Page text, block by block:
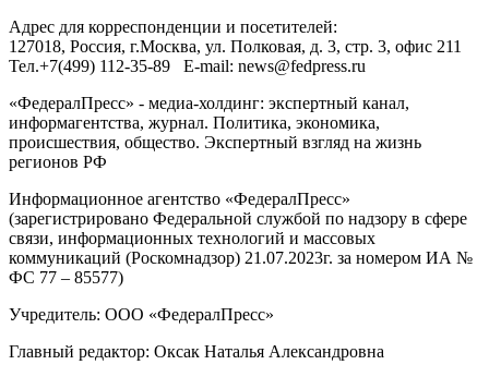
Адрес для корреспонденции и посетителей:
127018, Россия, г.Москва, ул. Полковая, д. 3, стр. 3, офис 211
Тел.+7(499) 112-35-89 E-mail: news@fedpress.ru
«ФедералПресс» - медиа-холдинг: экспертный канал,
информагентства, журнал. Политика, экономика,
происшествия, общество. Экспертный взгляд на жизнь
регионов РФ
Информационное агентство «ФедералПресс»
(зарегистрировано Федеральной службой по надзору в сфере
связи, информационных технологий и массовых
коммуникаций (Роскомнадзор) 21.07.2023г. за номером ИА №
ФС 77 – 85577)
Учредитель: ООО «ФедералПресс»
Главный редактор: Оксак Наталья Александровна